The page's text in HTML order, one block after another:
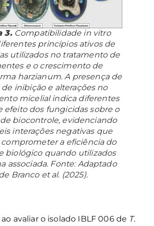
3.Compatibilidade in vitro
princípios ativos de
utilizados no tratamento de
e o crescimento de
harzianum. A presença de
de inibição e alterações no
micelial indica diferentes
efeito dos fungicidas sobre o
biocontrole, evidenciando
interações negativas que
a eficiência do
biológico quando utilizados
associada. Fonte: Adaptado
Branco et al. (2025).
avaliar o isolado IBLF 006 de T.